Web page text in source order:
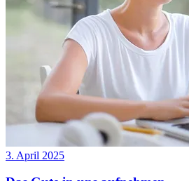
3. April 2025